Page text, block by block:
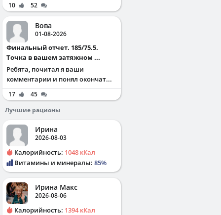
10 52
Вова
01-08-2026
Финальный отчет. 185/75.5.
Точка в вашем затяжном ...
Ребята, почитал я ваши
комментарии и понял окончат...
17
45
Лучшие рационы
Ирина
2026-08-03
Калорийность: 1048 кКал
Витамины и минералы: 85%
Ирина Макс
2026-08-06
Калорийность: 1394 кКал